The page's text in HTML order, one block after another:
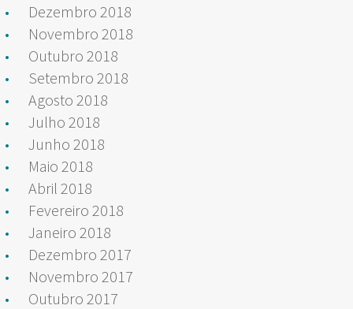
Dezembro 2018
Novembro 2018
Outubro 2018
Setembro 2018
Agosto 2018
Julho 2018
Junho 2018
Maio 2018
Abril 2018
Fevereiro 2018
Janeiro 2018
Dezembro 2017
Novembro 2017
Outubro 2017